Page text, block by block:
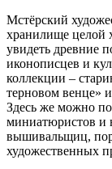
Мстёрский
хранилище целой
увидеть древние
иконописцев и
коллекции –
терновом венце»
Здесь же можно
миниатюристов и
вышивальщиц,
художественных